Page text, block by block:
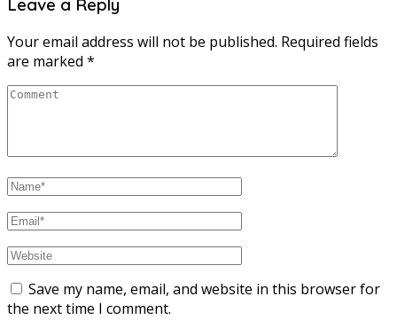
Leave a Reply
Your email address will not be published. Required fields
are marked *
Save my name, email, and website in this browser for
the next time I comment.